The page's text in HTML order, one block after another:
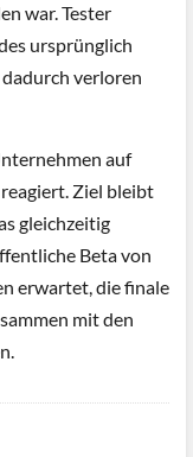
war. Tester
ursprünglich
verloren
auf
Ziel bleibt
gleichzeitig
Beta von
erwartet, die finale
mit den